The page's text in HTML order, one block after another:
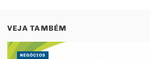
VEJA TAMBÉM
NEGÓCIOS